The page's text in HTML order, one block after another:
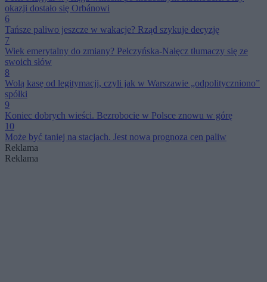
okazji dostało się Orbánowi
6
Tańsze paliwo jeszcze w wakacje? Rząd szykuje decyzję
7
Wiek emerytalny do zmiany? Pełczyńska-Nałęcz tłumaczy się ze
swoich słów
8
Wolą kasę od legitymacji, czyli jak w Warszawie „odpolityczniono”
spółki
9
Koniec dobrych wieści. Bezrobocie w Polsce znowu w górę
10
Może być taniej na stacjach. Jest nowa prognoza cen paliw
Reklama
Reklama